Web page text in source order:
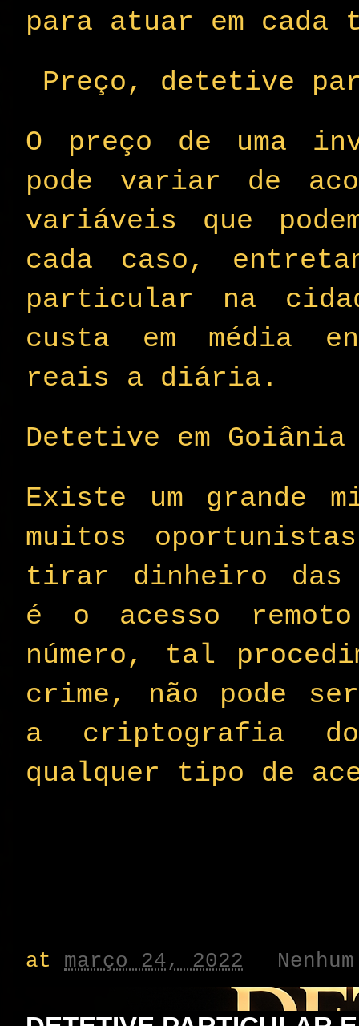
para atuar em cada
Preço, detetive
O preço de uma
pode variar de
variáveis que
cada caso,
particular na
custa em média
reais a diária.
Detetive em Goiânia
Existe um grande
muitos
tirar dinheiro das
é o acesso
número, tal
crime, não pode
a criptografia
qualquer tipo de
at março 24, 2022